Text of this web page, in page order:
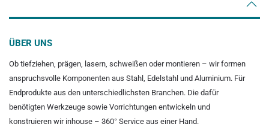
ÜBER UNS
Ob tiefziehen, prägen, lasern, schweißen oder montieren – wir formen
anspruchsvolle Komponenten aus Stahl, Edelstahl und Aluminium. Für
Endprodukte aus den unterschiedlichsten Branchen. Die dafür
benötigten Werkzeuge sowie Vorrichtungen entwickeln und
konstruieren wir inhouse – 360° Service aus einer Hand.